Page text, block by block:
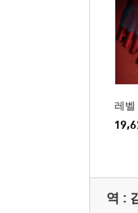
레벨
역 :